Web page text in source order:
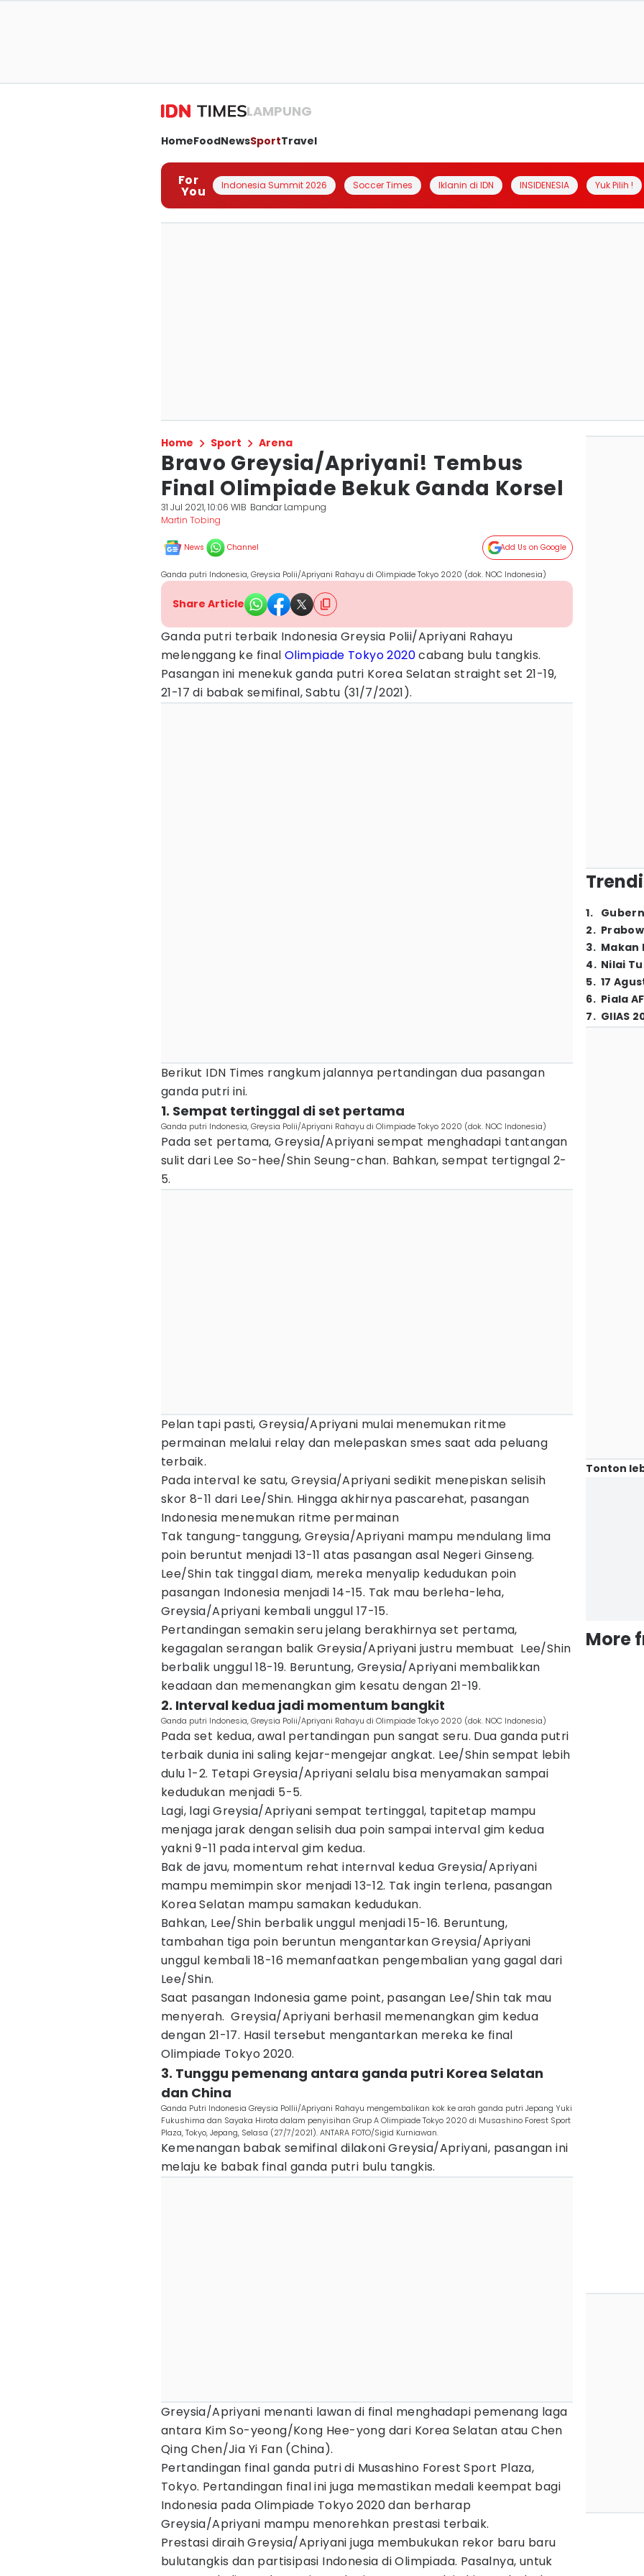
LAMPUNG
HomeFoodNewsSportTravel
For
You Indonesia Summit 2026 Soccer Times Iklanin di IDN INSIDENESIA Yuk Pilih !
Home Sport Arena
Bravo Greysia/Apriyani! Tembus
Final Olimpiade Bekuk Ganda Korsel
31 Jul 2021, 10:06 WIB Bandar Lampung
Martin Tobing
News Channel Add Us on Google
Ganda putri Indonesia, Greysia Polii/Apriyani Rahayu di Olimpiade Tokyo 2020 (dok. NOC Indonesia)
Share Article
Ganda putri terbaik Indonesia Greysia Polii/Apriyani Rahayu
melenggang ke final Olimpiade Tokyo 2020cabang bulu tangkis.
Pasangan ini menekuk ganda putri Korea Selatan straight set 21-19,
21-17 di babak semifinal, Sabtu (31/7/2021).
Berikut IDN Times rangkum jalannya pertandingan dua pasangan
ganda putri ini.
1. Sempat tertinggal di set pertama
Ganda putri Indonesia, Greysia Polii/Apriyani Rahayu di Olimpiade Tokyo 2020 (dok. NOC Indonesia)
Pada set pertama, Greysia/Apriyani sempat menghadapi tantangan
sulit dari Lee So-hee/Shin Seung-chan. Bahkan, sempat tertigngal 2-
5.
Pelan tapi pasti, Greysia/Apriyani mulai menemukan ritme
permainan melalui relay dan melepaskan smes saat ada peluang
terbaik.
Pada interval ke satu, Greysia/Apriyani sedikit menepiskan selisih
skor 8-11 dari Lee/Shin. Hingga akhirnya pascarehat, pasangan
Indonesia menemukan ritme permainan
Tak tangung-tanggung, Greysia/Apriyani mampu mendulang lima
poin beruntut menjadi 13-11 atas pasangan asal Negeri Ginseng.
Lee/Shin tak tinggal diam, mereka menyalip kedudukan poin
pasangan Indonesia menjadi 14-15. Tak mau berleha-leha,
Greysia/Apriyani kembali unggul 17-15.
Pertandingan semakin seru jelang berakhirnya set pertama,
kegagalan serangan balik Greysia/Apriyani justru membuat Lee/Shin
berbalik unggul 18-19. Beruntung, Greysia/Apriyani membalikkan
keadaan dan memenangkan gim kesatu dengan 21-19.
2. Interval kedua jadi momentum bangkit
Ganda putri Indonesia, Greysia Polii/Apriyani Rahayu di Olimpiade Tokyo 2020 (dok. NOC Indonesia)
Pada set kedua, awal pertandingan pun sangat seru. Dua ganda putri
terbaik dunia ini saling kejar-mengejar angkat. Lee/Shin sempat lebih
dulu 1-2. Tetapi Greysia/Apriyani selalu bisa menyamakan sampai
kedudukan menjadi 5-5.
Lagi, lagi Greysia/Apriyani sempat tertinggal, tapitetap mampu
menjaga jarak dengan selisih dua poin sampai interval gim kedua
yakni 9-11 pada interval gim kedua.
Bak de javu, momentum rehat internval kedua Greysia/Apriyani
mampu memimpin skor menjadi 13-12. Tak ingin terlena, pasangan
Korea Selatan mampu samakan kedudukan.
Bahkan, Lee/Shin berbalik unggul menjadi 15-16. Beruntung,
tambahan tiga poin beruntun mengantarkan Greysia/Apriyani
unggul kembali 18-16 memanfaatkan pengembalian yang gagal dari
Lee/Shin.
Saat pasangan Indonesia game point, pasangan Lee/Shin tak mau
menyerah. Greysia/Apriyani berhasil memenangkan gim kedua
dengan 21-17. Hasil tersebut mengantarkan mereka ke final
Olimpiade Tokyo 2020.
3. Tunggu pemenang antara ganda putri Korea Selatan
dan China
Ganda Putri Indonesia Greysia Pollii/Apriyani Rahayu mengembalikan kok ke arah ganda putri Jepang Yuki
Fukushima dan Sayaka Hirota dalam penyisihan Grup A Olimpiade Tokyo 2020 di Musashino Forest Sport
Plaza, Tokyo, Jepang, Selasa (27/7/2021). ANTARA FOTO/Sigid Kurniawan.
Kemenangan babak semifinal dilakoni Greysia/Apriyani, pasangan ini
melaju ke babak final ganda putri bulu tangkis.
Greysia/Apriyani menanti lawan di final menghadapi pemenang laga
antara Kim So-yeong/Kong Hee-yong dari Korea Selatan atau Chen
Qing Chen/Jia Yi Fan (China).
Pertandingan final ganda putri di Musashino Forest Sport Plaza,
Tokyo. Pertandingan final ini juga memastikan medali keempat bagi
Indonesia pada Olimpiade Tokyo 2020 dan berharap
Greysia/Apriyani mampu menorehkan prestasi terbaik.
Prestasi diraih Greysia/Apriyani juga membukukan rekor baru baru
bulutangkis dan partisipasi Indonesia di Olimpiada. Pasalnya, untuk
1.
2.
3. Makan
4. Nilai
5. 17
6. Piala
7. GIIAS
Tonton
More